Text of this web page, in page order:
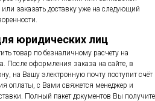
или заказать доставку уже на следующий
юридических лиц
товар по безналичному расчету на
После оформления заказа на сайте, в
на Вашу электронную почту поступит счёт
оплаты, с Вами свяжется менеджер и
Полный пакет документов Вы получите